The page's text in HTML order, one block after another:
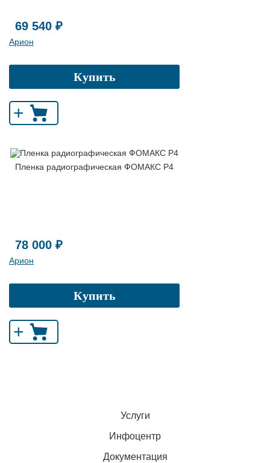
69 540 ₽
Арион
Купить
+
Пленка радиографическая ФОМАКС Р4
78 000 ₽
Арион
Купить
+
Услуги
Инфоцентр
Документация